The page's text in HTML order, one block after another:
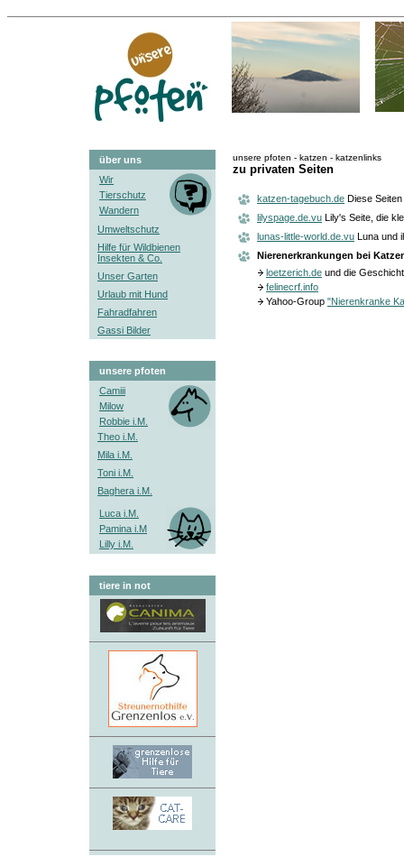
über uns
Wir
Tierschutz
Wandern
Umweltschutz
Hilfe für Wildbienen
Insekten & Co.
Unser Garten
Urlaub mit Hund
Fahradfahren
Gassi Bilder
unsere pfoten
Camiii
Milow
Robbie i.M.
Theo i.M.
Mila i.M.
Toni i.M.
Baghera i.M.
Luca i.M.
Pamina i.M
Lilly i.M.
tiere in not
unsere pfoten - katzen - katzenlinks
zu privaten Seiten
katzen-tagebuch.de Diese
lilyspage.de.vu Lily's Seite, die
lunas-little-world.de.vu Luna und
Nierenerkrankungen bei
loetzerich.de und die
felinecrf.info
Yahoo-Group "Nierenkranke